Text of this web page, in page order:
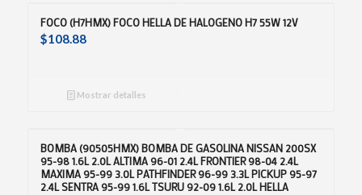
FOCO (H7HMX) FOCO HELLA DE HALOGENO H7 55W 12V
$108.88
Mostrar detalles
BOMBA (90505HMX) BOMBA DE GASOLINA NISSAN 200SX
95-98 1.6L 2.0L ALTIMA 96-01 2.4L FRONTIER 98-04 2.4L
MAXIMA 95-99 3.0L PATHFINDER 96-99 3.3L PICKUP 95-97
2.4L SENTRA 95-99 1.6L TSURU 92-09 1.6L 2.0L HELLA